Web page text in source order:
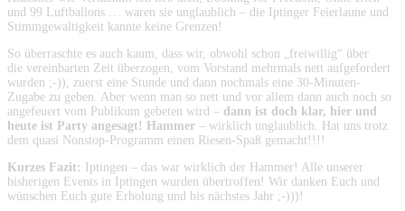
und 99 Luftballons … waren sie unglaublich – die Iptinger Feierlaune und
Stimmgewaltigkeit kannte keine Grenzen!
So überraschte es auch kaum, dass wir, obwohl schon „freiwillig“ über
die vereinbarten Zeit überzogen, vom Vorstand mehrmals nett aufgefordert
wurden ;-)), zuerst eine Stunde und dann nochmals eine 30-Minuten-
Zugabe zu geben. Aber wenn man so nett und vor allem dann auch noch so
angefeuert vom Publikum gebeten wird – dann ist doch klar, hier und
heute ist Party angesagt! Hammer – wirklich unglaublich. Hat uns trotz
dem quasi Nonstop-Programm einen Riesen-Spaß gemacht!!!!
Kurzes Fazit: Iptingen – das war wirklich der Hammer! Alle unserer
bisherigen Events in Iptingen wurden übertroffen! Wir danken Euch und
wünschen Euch gute Erholung und bis nächstes Jahr ;-)))!